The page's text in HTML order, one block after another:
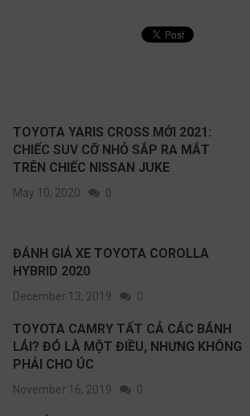
TOYOTA YARIS CROSS MỚI 2021:
CHIẾC SUV CỠ NHỎ SẮP RA MẮT
TRÊN CHIẾC NISSAN JUKE
May 10, 2020 0
ĐÁNH GIÁ XE TOYOTA COROLLA
HYBRID 2020
December 13, 2019 0
TOYOTA CAMRY TẤT CẢ CÁC BÁNH
LÁI? ĐÓ LÀ MỘT ĐIỀU, NHƯNG KHÔNG
PHẢI CHO ÚC
November 16, 2019 0